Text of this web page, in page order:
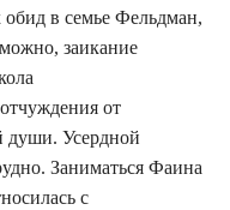
в семье Фельдман,
заикание
от
души. Усердной
Заниматься Фаина
с